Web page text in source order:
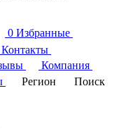
0 Избранные
Контакты
Компания
Регион
Поиск